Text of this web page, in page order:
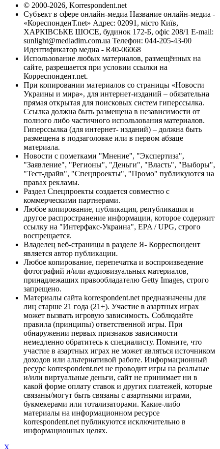
© 2000-2026, Korrespondent.net
Субъект в сфере онлайн-медиа Название онлайн-медиа -
«КореспонденТ.net» Адрес: 02091, місто Київ,
ХАРКІВСЬКЕ ШОСЕ, будинок 172-Б, офіс 208/1 E-mail:
sunlight@mediadim.com.ua Телефон: 044-205-43-00
Идентификатор медиа - R40-06068
Использование любых материалов, размещённых на
сайте, разрешается при условии ссылки на
Корреспондент.net.
При копировании материалов со страницы «Новости
Украины и мира», для интернет-изданий – обязательна
прямая открытая для поисковых систем гиперссылка.
Ссылка должна быть размещена в независимости от
полного либо частичного использования материалов.
Гиперссылка (для интернет- изданий) – должна быть
размещена в подзаголовке или в первом абзаце
материала.
Новости с пометками "Мнение", "Экспертиза",
"Заявление", "Регионы", "Деньги", "Власть", "Выборы",
"Тест-драйв", "Спецпроекты", "Промо" публикуются на
правах рекламы.
Раздел Спецпроекты создается совместно с
коммерческими партнерами.
Любое копирование, публикация, републикация и
другое распространение информации, которое содержит
ссылку на "Интерфакс-Украина", EPA / UPG, строго
воспрещается.
Владелец веб-страницы в разделе Я- Корреспондент
является автор публикации.
Любое копирование, перепечатка и воспроизведение
фотографий и/или аудиовизуальных материалов,
принадлежащих правообладателю Getty Images, строго
запрещено.
Материалы сайта korrespondent.net предназначены для
лиц старше 21 года (21+). Участие в азартных играх
может вызвать игровую зависимость. Соблюдайте
правила (принципы) ответственной игры. При
обнаружении первых признаков зависимости
немедленно обратитесь к специалисту. Помните, что
участие в азартных играх не может являться источником
доходов или альтернативой работе. Информационный
ресурс korrespondent.net не проводит игры на реальные
и/или виртуальные деньги, сайт не принимает ни в
какой форме оплату ставок и других платежей, которые
связаны/могут быть связаны с азартными играми,
букмекерами или тотализаторами. Какие-либо
материалы на информационном ресурсе
korrespondent.net публикуются исключительно в
информационных целях.
X